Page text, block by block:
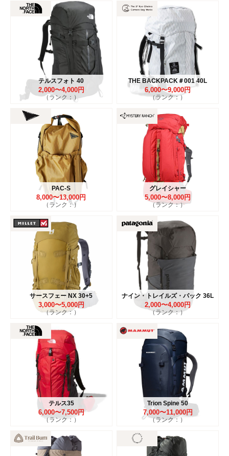
テルスフォト 40
2,000〜4,000円
（ランク：）
THE BACKPACK＃001 40L
6,000〜9,000円
（ランク：）
PAC-S
8,000〜13,000円
（ランク：）
グレイシャー
5,000〜8,000円
（ランク：）
サースフェー NX 30+5
3,000〜5,000円
（ランク：）
ナイン・トレイルズ・パック 36L
2,000〜4,000円
（ランク：）
テルス35
6,000〜7,500円
（ランク：）
Trion Spine 50
7,000〜11,000円
（ランク：）